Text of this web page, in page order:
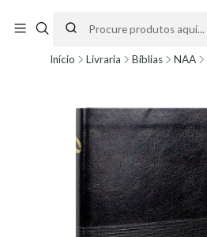
partir do dia 11 de Agosto, às 10H.
Início Livraria Bíblias NAA